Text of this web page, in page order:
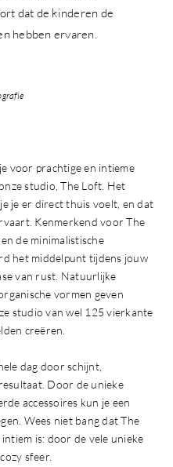
dat de kinderen de
hebben ervaren.
voor prachtige en intieme
studio, The Loft. Het
je er direct thuis voelt, en dat
Kenmerkend voor The
de minimalistische
het middelpunt tijdens jouw
van rust. Natuurlijke
vormen geven
studio van wel 125 vierkante
creëren.
dag door schijnt,
Door de unieke
accessoires kun je een
Wees niet bang dat The
is: door de vele unieke
sfeer.